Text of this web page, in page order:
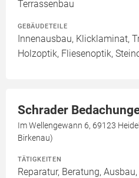
Terrassenbau
GEBÄUDETEILE
Innenausbau, Klicklaminat,
Holzoptik, Fliesenoptik,
Schrader
Im Wellengewann 6, 69123
Birkenau)
TÄTIGKEITEN
Reparatur, Beratung,